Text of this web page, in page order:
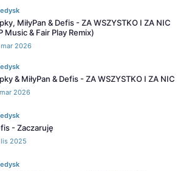
MiłyPan & Defis - ZA WSZYSTKO I ZA NIC
Music & Fair Play Remix)
2026
& MiłyPan & Defis - ZA WSZYSTKO I ZA NIC
2026
- Zaczaruję
2025